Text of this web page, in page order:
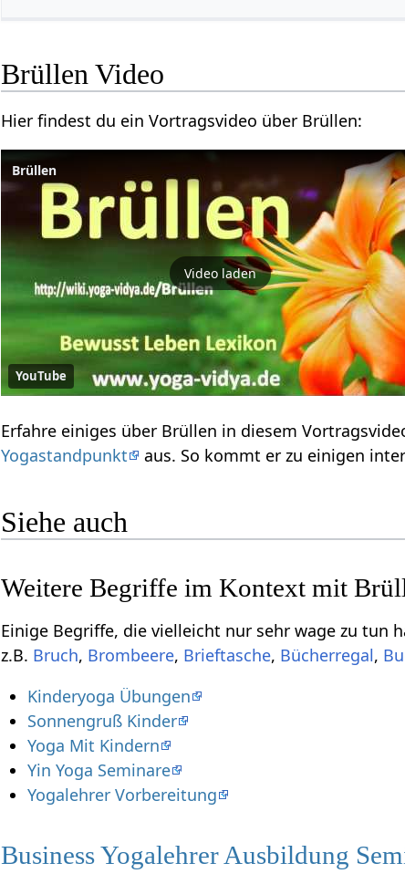
Brüllen‏‎ Video
Hier findest du ein Vortragsvideo über Brüllen‏‎:
Video laden
YouTube
Erfahre einiges über Brüllen‏‎ in diesem
Yogastandpunkt
aus. So kommt er zu einigen
Siehe auch
Einige Begriffe, die vielleicht nur sehr wage zu tun haben mit Brüllen‏‎, aber vielleicht doch
z.B.
, , , ,
Kinderyoga Übungen
Sonnengruß Kinder
Yoga Mit Kindern
Yin Yoga Seminare
Yogalehrer Vorbereitung
Business Yogalehrer Ausbildung